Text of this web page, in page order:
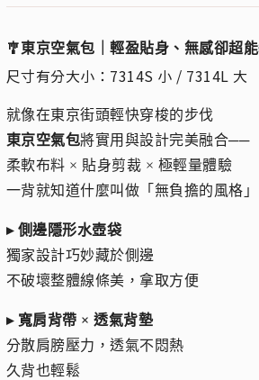
🎐東京空氣包｜輕盈貼身、無感卻超能
尺寸有分大小：7314S 小 / 7314L 大
就像在東京街頭輕快穿梭的步伐
東京空氣包將實用與設計完美融合──
柔軟布料 × 貼身剪裁 × 極輕量體驗
一背就知道什麼叫做「無負擔的風格」
▸ 側邊隱形水壺袋
獨家設計巧妙藏於側邊
不破壞整體線條美，拿取方便
▸ 寬肩背帶 × 透氣背墊
分散肩膀壓力，透氣不悶熱
久背也輕鬆